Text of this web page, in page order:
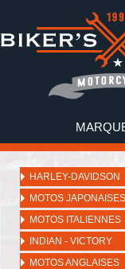
HARLEY-DAVIDSON
MOTOS JAPONAISES
MOTOS ITALIENNES
INDIAN - VICTORY
MOTOS ANGLAISES